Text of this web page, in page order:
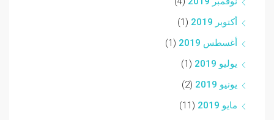
أكتوبر 2019
(1)
أغسطس 2019
(1)
يوليو 2019
(1)
يونيو 2019
(2)
مايو 2019
(11)